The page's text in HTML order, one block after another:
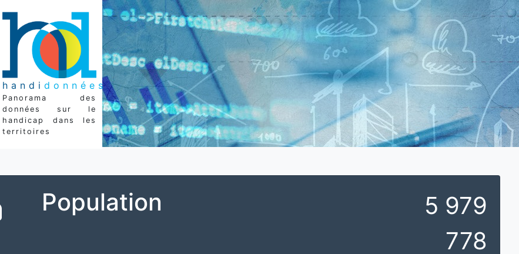
handi données
Panorama des
données sur le
handicap dans les
territoires
Population
5 979
778